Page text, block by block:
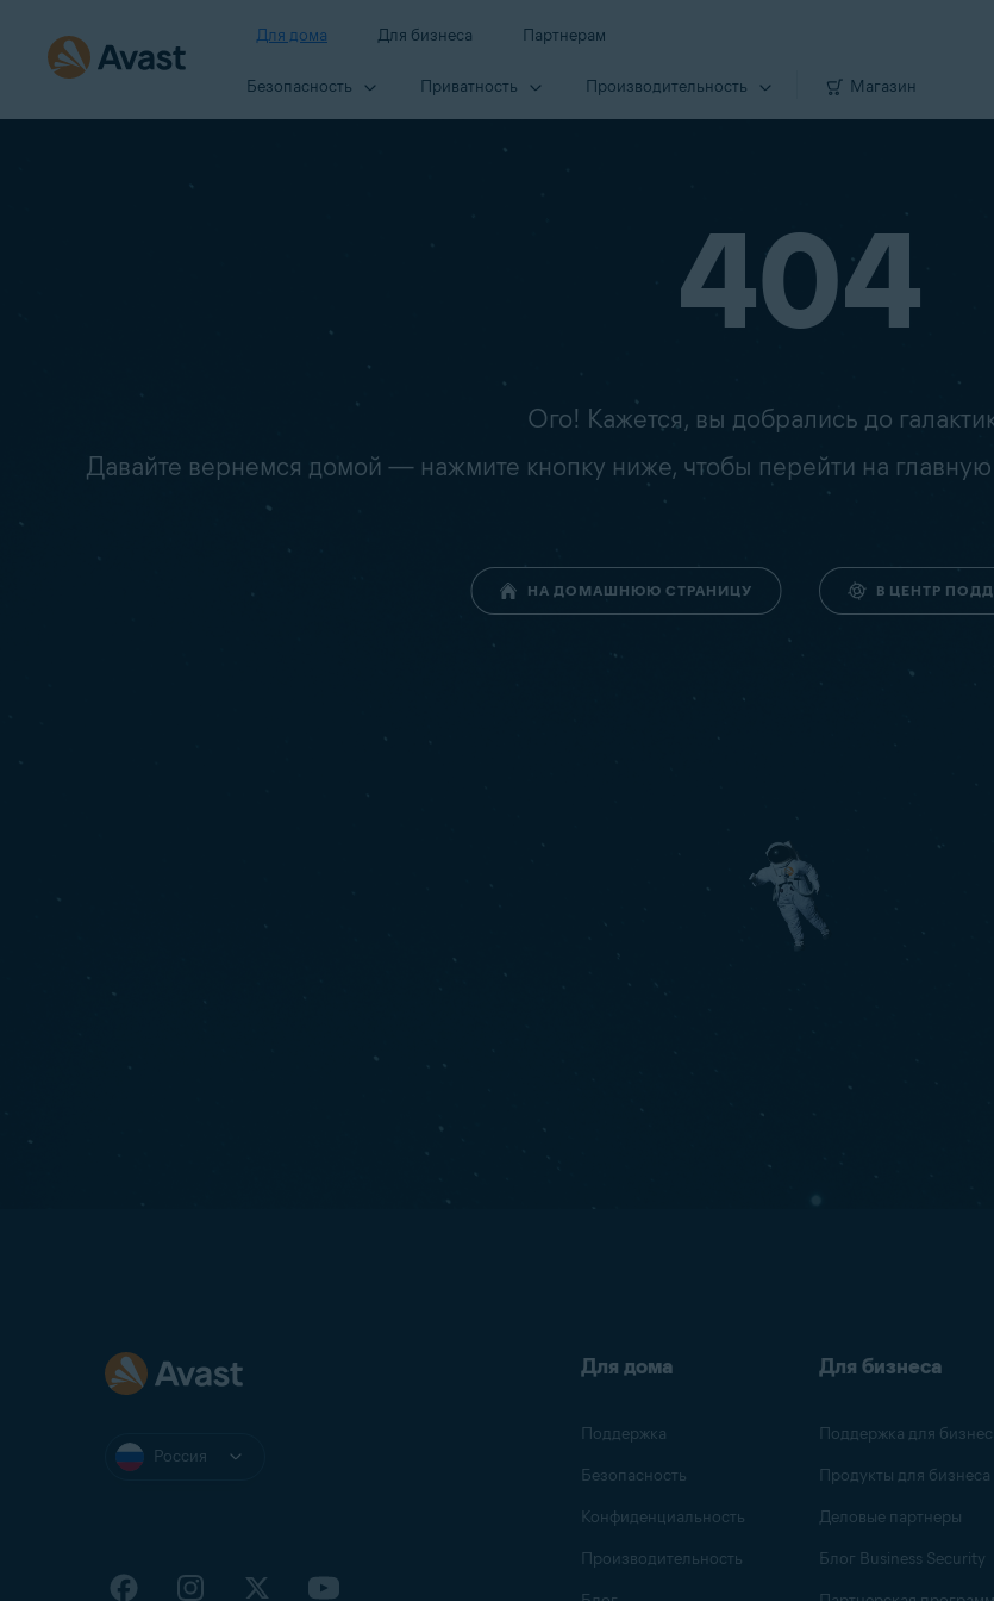
Для дома Для бизнеса Партнерам
Безопасность Приватность Производи­тельность Магазин
404
Ого! Кажется, вы добрались до
Давайте вернемся домой — нажмите кнопку ниже, чтобы перейти на
НА ДОМАШНЮЮ СТРАНИЦУ В ЦЕНТР
Россия
Для дома
Поддержка
Безопасность
Конфиденциальность
Производительность
Для бизнеса
Поддержка для
Продукты для бизнеса
Деловые партнеры
Блог Business Security